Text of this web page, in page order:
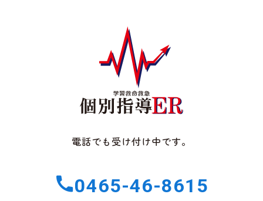
電話でも受け付け中です。
0465-46-8615